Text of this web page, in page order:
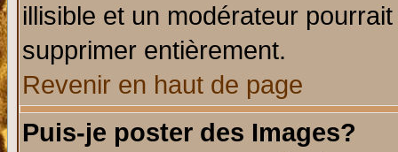
illisible et un modérateur
supprimer entièrement.
Revenir en haut de page
Puis-je poster des Images?